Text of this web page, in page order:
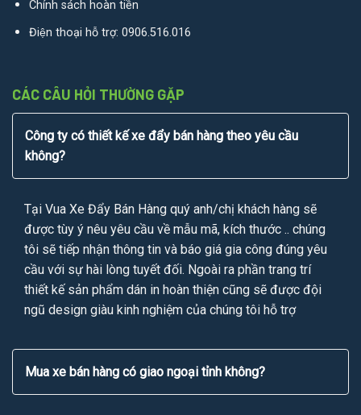
Chính sách hoàn tiền
Điện thoại hỗ trợ: 0906.516.016
CÁC CÂU HỎI THƯỜNG GẶP
Công ty có thiết kế xe đẩy bán hàng theo yêu cầu
không?
Tại Vua Xe Đẩy Bán Hàng quý anh/chị khách hàng sẽ
được tùy ý nêu yêu cầu về mẫu mã, kích thước .. chúng
tôi sẽ tiếp nhận thông tin và báo giá gia công đúng yêu
cầu với sự hài lòng tuyết đối. Ngoài ra phần trang trí
thiết kế sản phẩm dán in hoàn thiện cũng sẽ được đội
ngũ design giàu kinh nghiệm của chúng tôi hỗ trợ
Mua xe bán hàng có giao ngoại tỉnh không?